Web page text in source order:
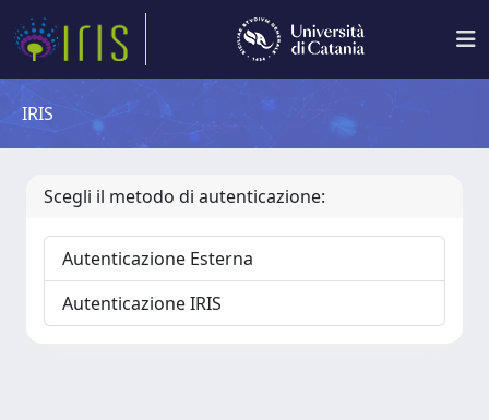
IRIS
Scegli il metodo di autenticazione:
Autenticazione Esterna
Autenticazione IRIS